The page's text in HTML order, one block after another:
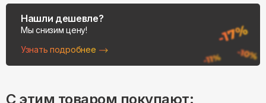
Нашли дешевле?
Мы снизим цену!
Узнать подробнее
С этим товаром покупают: